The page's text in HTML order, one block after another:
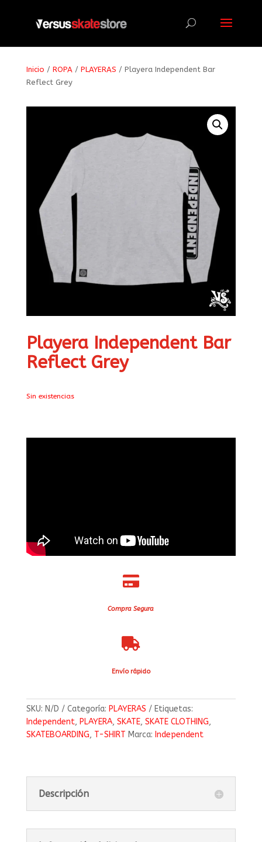
Inicio / ROPA/ PLAYERAS / Playera Independent Bar
Reflect Grey
Playera Independent Bar
Reflect Grey
Sin existencias

Compra Segura

Envío rápido
SKU: N/D Categoría: PLAYERAS
Etiquetas:
Independent, PLAYERA, SKATE, SKATE CLOTHING,
SKATEBOARDING, T-SHIRT Marca: Independent
Descripción